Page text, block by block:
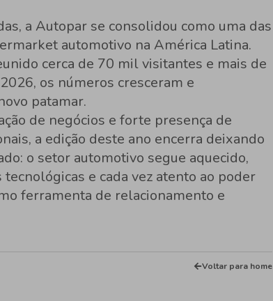
a Autopar se consolidou como uma das
automotivo na América Latina.
cerca de 70 mil visitantes e mais de
os números cresceram e
patamar.
de negócios e forte presença de
a edição deste ano encerra deixando
o setor automotivo segue aquecido,
e cada vez atento ao poder
ferramenta de relacionamento e
Voltar para home